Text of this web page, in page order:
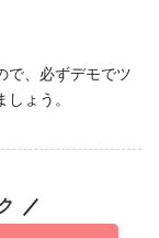
で、必ずデモでツ
ょう。